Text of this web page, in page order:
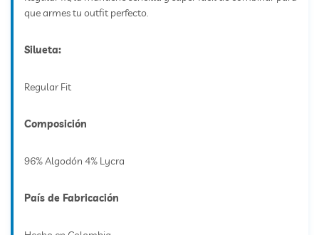
que armes tu outfit perfecto.
Silueta:
Regular Fit
Composición
96% Algodón 4% Lycra
País de Fabricación